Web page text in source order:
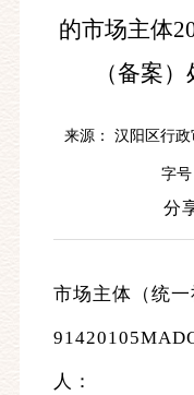
的市场主体
（备案
来源： 汉阳区行政
字号
分
市场主体（统
人：